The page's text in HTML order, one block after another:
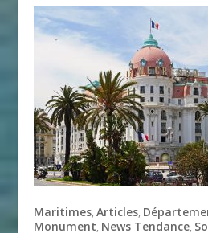
Maritimes,Articles,
Monument, News Tendance,